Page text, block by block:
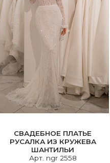
СВАДЕБНОЕ ПЛАТЬЕ
РУСАЛКА ИЗ КРУЖЕВА
ШАНТИЛЬИ
Арт. ngr 2558